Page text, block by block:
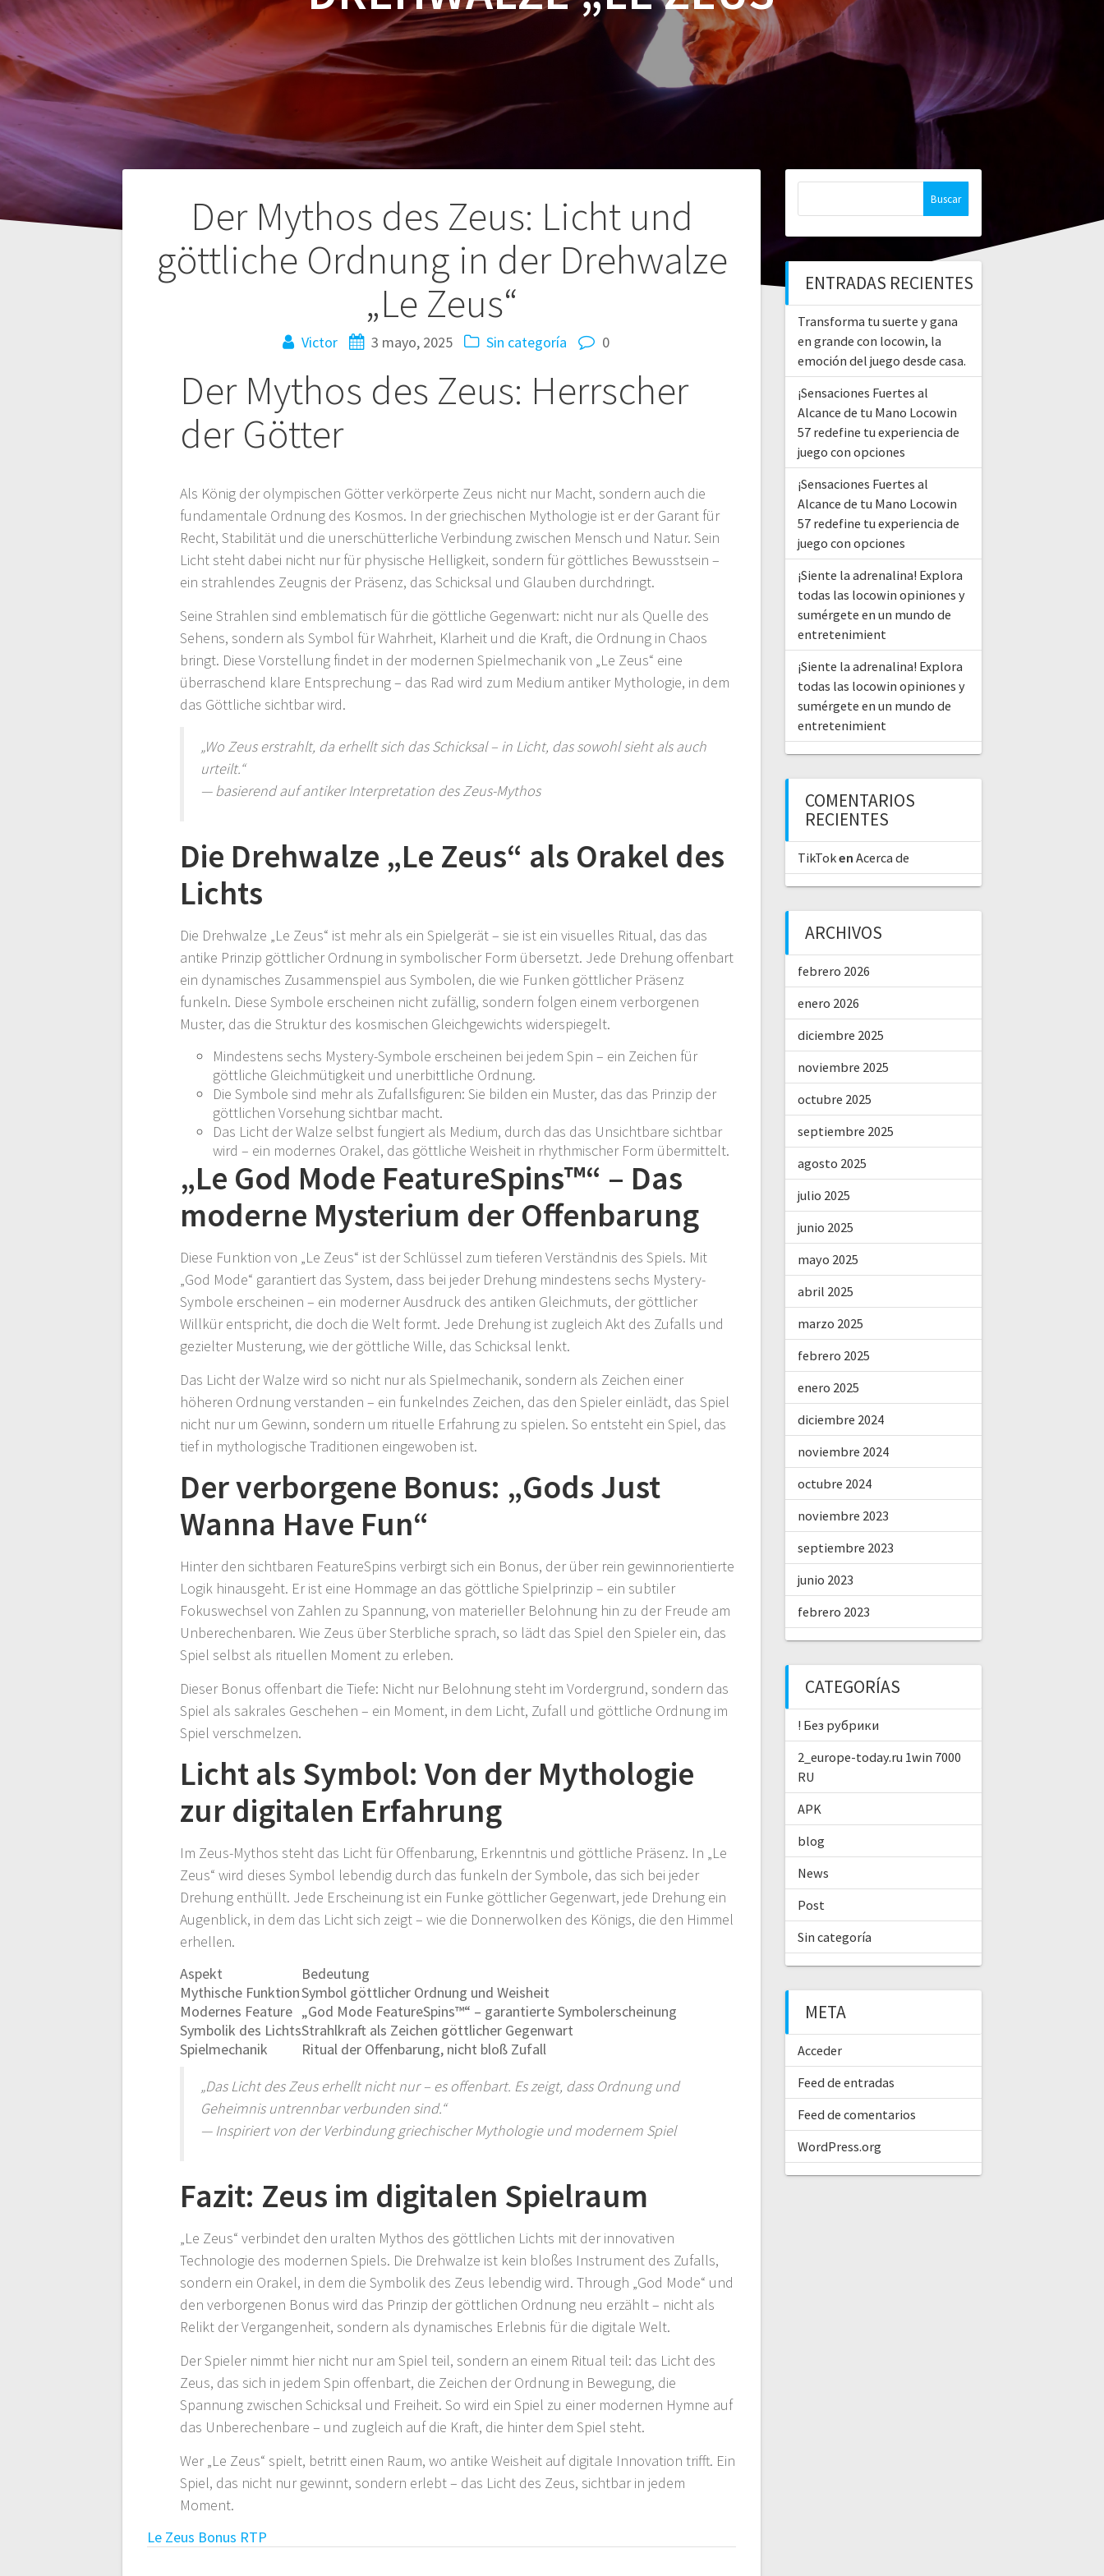
Der Mythos des Zeus: Licht und
göttliche Ordnung in der Drehwalze
„Le Zeus“
Victor 3 mayo, 2025 Sin categoría 0
Der Mythos des Zeus: Herrscher
der Götter
Als König der olympischen Götter verkörperte Zeus nicht nur Macht, sondern auch die
fundamentale Ordnung des Kosmos. In der griechischen Mythologie ist er der Garant für
Recht, Stabilität und die unerschütterliche Verbindung zwischen Mensch und Natur. Sein
Licht steht dabei nicht nur für physische Helligkeit, sondern für göttliches Bewusstsein –
ein strahlendes Zeugnis der Präsenz, das Schicksal und Glauben durchdringt.
Seine Strahlen sind emblematisch für die göttliche Gegenwart: nicht nur als Quelle des
Sehens, sondern als Symbol für Wahrheit, Klarheit und die Kraft, die Ordnung in Chaos
bringt. Diese Vorstellung findet in der modernen Spielmechanik von „Le Zeus“ eine
überraschend klare Entsprechung – das Rad wird zum Medium antiker Mythologie, in dem
das Göttliche sichtbar wird.
„Wo Zeus erstrahlt, da erhellt sich das Schicksal – in Licht, das sowohl sieht als auch
urteilt.“
— basierend auf antiker Interpretation des Zeus-Mythos
Die Drehwalze „Le Zeus“ als Orakel des
Lichts
Die Drehwalze „Le Zeus“ ist mehr als ein Spielgerät – sie ist ein visuelles Ritual, das das
antike Prinzip göttlicher Ordnung in symbolischer Form übersetzt. Jede Drehung offenbart
ein dynamisches Zusammenspiel aus Symbolen, die wie Funken göttlicher Präsenz
funkeln. Diese Symbole erscheinen nicht zufällig, sondern folgen einem verborgenen
Muster, das die Struktur des kosmischen Gleichgewichts widerspiegelt.
Mindestens sechs Mystery-Symbole erscheinen bei jedem Spin – ein Zeichen für
göttliche Gleichmütigkeit und unerbittliche Ordnung.
Die Symbole sind mehr als Zufallsfiguren: Sie bilden ein Muster, das das Prinzip der
göttlichen Vorsehung sichtbar macht.
Das Licht der Walze selbst fungiert als Medium, durch das das Unsichtbare sichtbar
wird – ein modernes Orakel, das göttliche Weisheit in rhythmischer Form übermittelt.
„Le God Mode FeatureSpins™“ – Das
moderne Mysterium der Offenbarung
Diese Funktion von „Le Zeus“ ist der Schlüssel zum tieferen Verständnis des Spiels. Mit
„God Mode“ garantiert das System, dass bei jeder Drehung mindestens sechs Mystery-
Symbole erscheinen – ein moderner Ausdruck des antiken Gleichmuts, der göttlicher
Willkür entspricht, die doch die Welt formt. Jede Drehung ist zugleich Akt des Zufalls und
gezielter Musterung, wie der göttliche Wille, das Schicksal lenkt.
Das Licht der Walze wird so nicht nur als Spielmechanik, sondern als Zeichen einer
höheren Ordnung verstanden – ein funkelndes Zeichen, das den Spieler einlädt, das Spiel
nicht nur um Gewinn, sondern um rituelle Erfahrung zu spielen. So entsteht ein Spiel, das
tief in mythologische Traditionen eingewoben ist.
Der verborgene Bonus: „Gods Just
Wanna Have Fun“
Hinter den sichtbaren FeatureSpins verbirgt sich ein Bonus, der über rein gewinnorientierte
Logik hinausgeht. Er ist eine Hommage an das göttliche Spielprinzip – ein subtiler
Fokuswechsel von Zahlen zu Spannung, von materieller Belohnung hin zu der Freude am
Unberechenbaren. Wie Zeus über Sterbliche sprach, so lädt das Spiel den Spieler ein, das
Spiel selbst als rituellen Moment zu erleben.
Dieser Bonus offenbart die Tiefe: Nicht nur Belohnung steht im Vordergrund, sondern das
Spiel als sakrales Geschehen – ein Moment, in dem Licht, Zufall und göttliche Ordnung im
Spiel verschmelzen.
Licht als Symbol: Von der Mythologie
zur digitalen Erfahrung
Im Zeus-Mythos steht das Licht für Offenbarung, Erkenntnis und göttliche Präsenz. In „Le
Zeus“ wird dieses Symbol lebendig durch das funkeln der Symbole, das sich bei jeder
Drehung enthüllt. Jede Erscheinung ist ein Funke göttlicher Gegenwart, jede Drehung ein
Augenblick, in dem das Licht sich zeigt – wie die Donnerwolken des Königs, die den Himmel
erhellen.
Aspekt
Bedeutung
Mythische FunktionSymbol göttlicher Ordnung und Weisheit
Modernes Feature „God Mode FeatureSpins™“ – garantierte Symbolerscheinung
Symbolik des LichtsStrahlkraft als Zeichen göttlicher Gegenwart
Spielmechanik
Ritual der Offenbarung, nicht bloß Zufall
„Das Licht des Zeus erhellt nicht nur – es offenbart. Es zeigt, dass Ordnung und
Geheimnis untrennbar verbunden sind.“
— Inspiriert von der Verbindung griechischer Mythologie und modernem Spiel
Fazit: Zeus im digitalen Spielraum
„Le Zeus“ verbindet den uralten Mythos des göttlichen Lichts mit der innovativen
Technologie des modernen Spiels. Die Drehwalze ist kein bloßes Instrument des Zufalls,
sondern ein Orakel, in dem die Symbolik des Zeus lebendig wird. Through „God Mode“ und
den verborgenen Bonus wird das Prinzip der göttlichen Ordnung neu erzählt – nicht als
Relikt der Vergangenheit, sondern als dynamisches Erlebnis für die digitale Welt.
Der Spieler nimmt hier nicht nur am Spiel teil, sondern an einem Ritual teil: das Licht des
Zeus, das sich in jedem Spin offenbart, die Zeichen der Ordnung in Bewegung, die
Spannung zwischen Schicksal und Freiheit. So wird ein Spiel zu einer modernen Hymne auf
das Unberechenbare – und zugleich auf die Kraft, die hinter dem Spiel steht.
Wer „Le Zeus“ spielt, betritt einen Raum, wo antike Weisheit auf digitale Innovation trifft. Ein
Spiel, das nicht nur gewinnt, sondern erlebt – das Licht des Zeus, sichtbar in jedem
Moment.
Le Zeus Bonus RTP
Navegación
de
ENTRADAS RECIENTES
Transforma tu suerte y gana
en grande con locowin, la
emoción del juego desde casa.
¡Sensaciones Fuertes al
Alcance de tu Mano Locowin
57 redefine tu experiencia de
juego con opciones
¡Sensaciones Fuertes al
Alcance de tu Mano Locowin
57 redefine tu experiencia de
juego con opciones
¡Siente la adrenalina! Explora
todas las locowin opiniones y
sumérgete en un mundo de
entretenimient
¡Siente la adrenalina! Explora
todas las locowin opiniones y
sumérgete en un mundo de
entretenimient
COMENTARIOS
RECIENTES
TikToken Acerca de
ARCHIVOS
febrero 2026
enero 2026
diciembre 2025
noviembre 2025
octubre 2025
septiembre 2025
agosto 2025
julio 2025
junio 2025
mayo 2025
abril 2025
marzo 2025
febrero 2025
enero 2025
diciembre 2024
noviembre 2024
octubre 2024
noviembre 2023
septiembre 2023
junio 2023
febrero 2023
CATEGORÍAS
! Без рубрики
2_europe-today.ru 1win 7000
RU
APK
blog
News
Post
Sin categoría
META
Acceder
Feed de entradas
Feed de comentarios
WordPress.org